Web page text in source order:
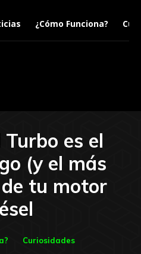
¿Cómo Funciona?
es el
(y el más
tu motor
Curiosidades